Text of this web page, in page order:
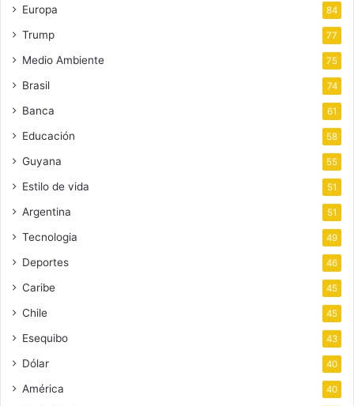
Europa 84
Trump 77
Medio Ambiente 75
Brasil 74
Banca 61
Educación 58
Guyana 55
Estilo de vida 51
Argentina 51
Tecnologia 49
Deportes 46
Caribe 45
Chile 45
Esequibo 43
Dólar 40
América 40